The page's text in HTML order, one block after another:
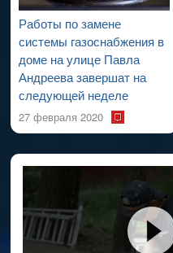
Работы по замене
системы газоснабжения в
доме на улице Павла
Андреева завершат на
следующей неделе
27 февраля 2020